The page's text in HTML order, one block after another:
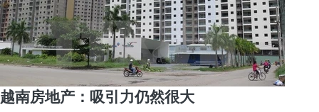
越南房地产：吸引力仍然很大